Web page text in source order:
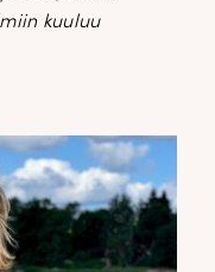
kuuluu